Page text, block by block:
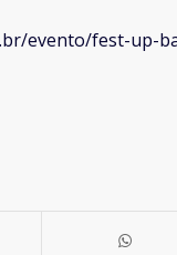
evento/fest-up-